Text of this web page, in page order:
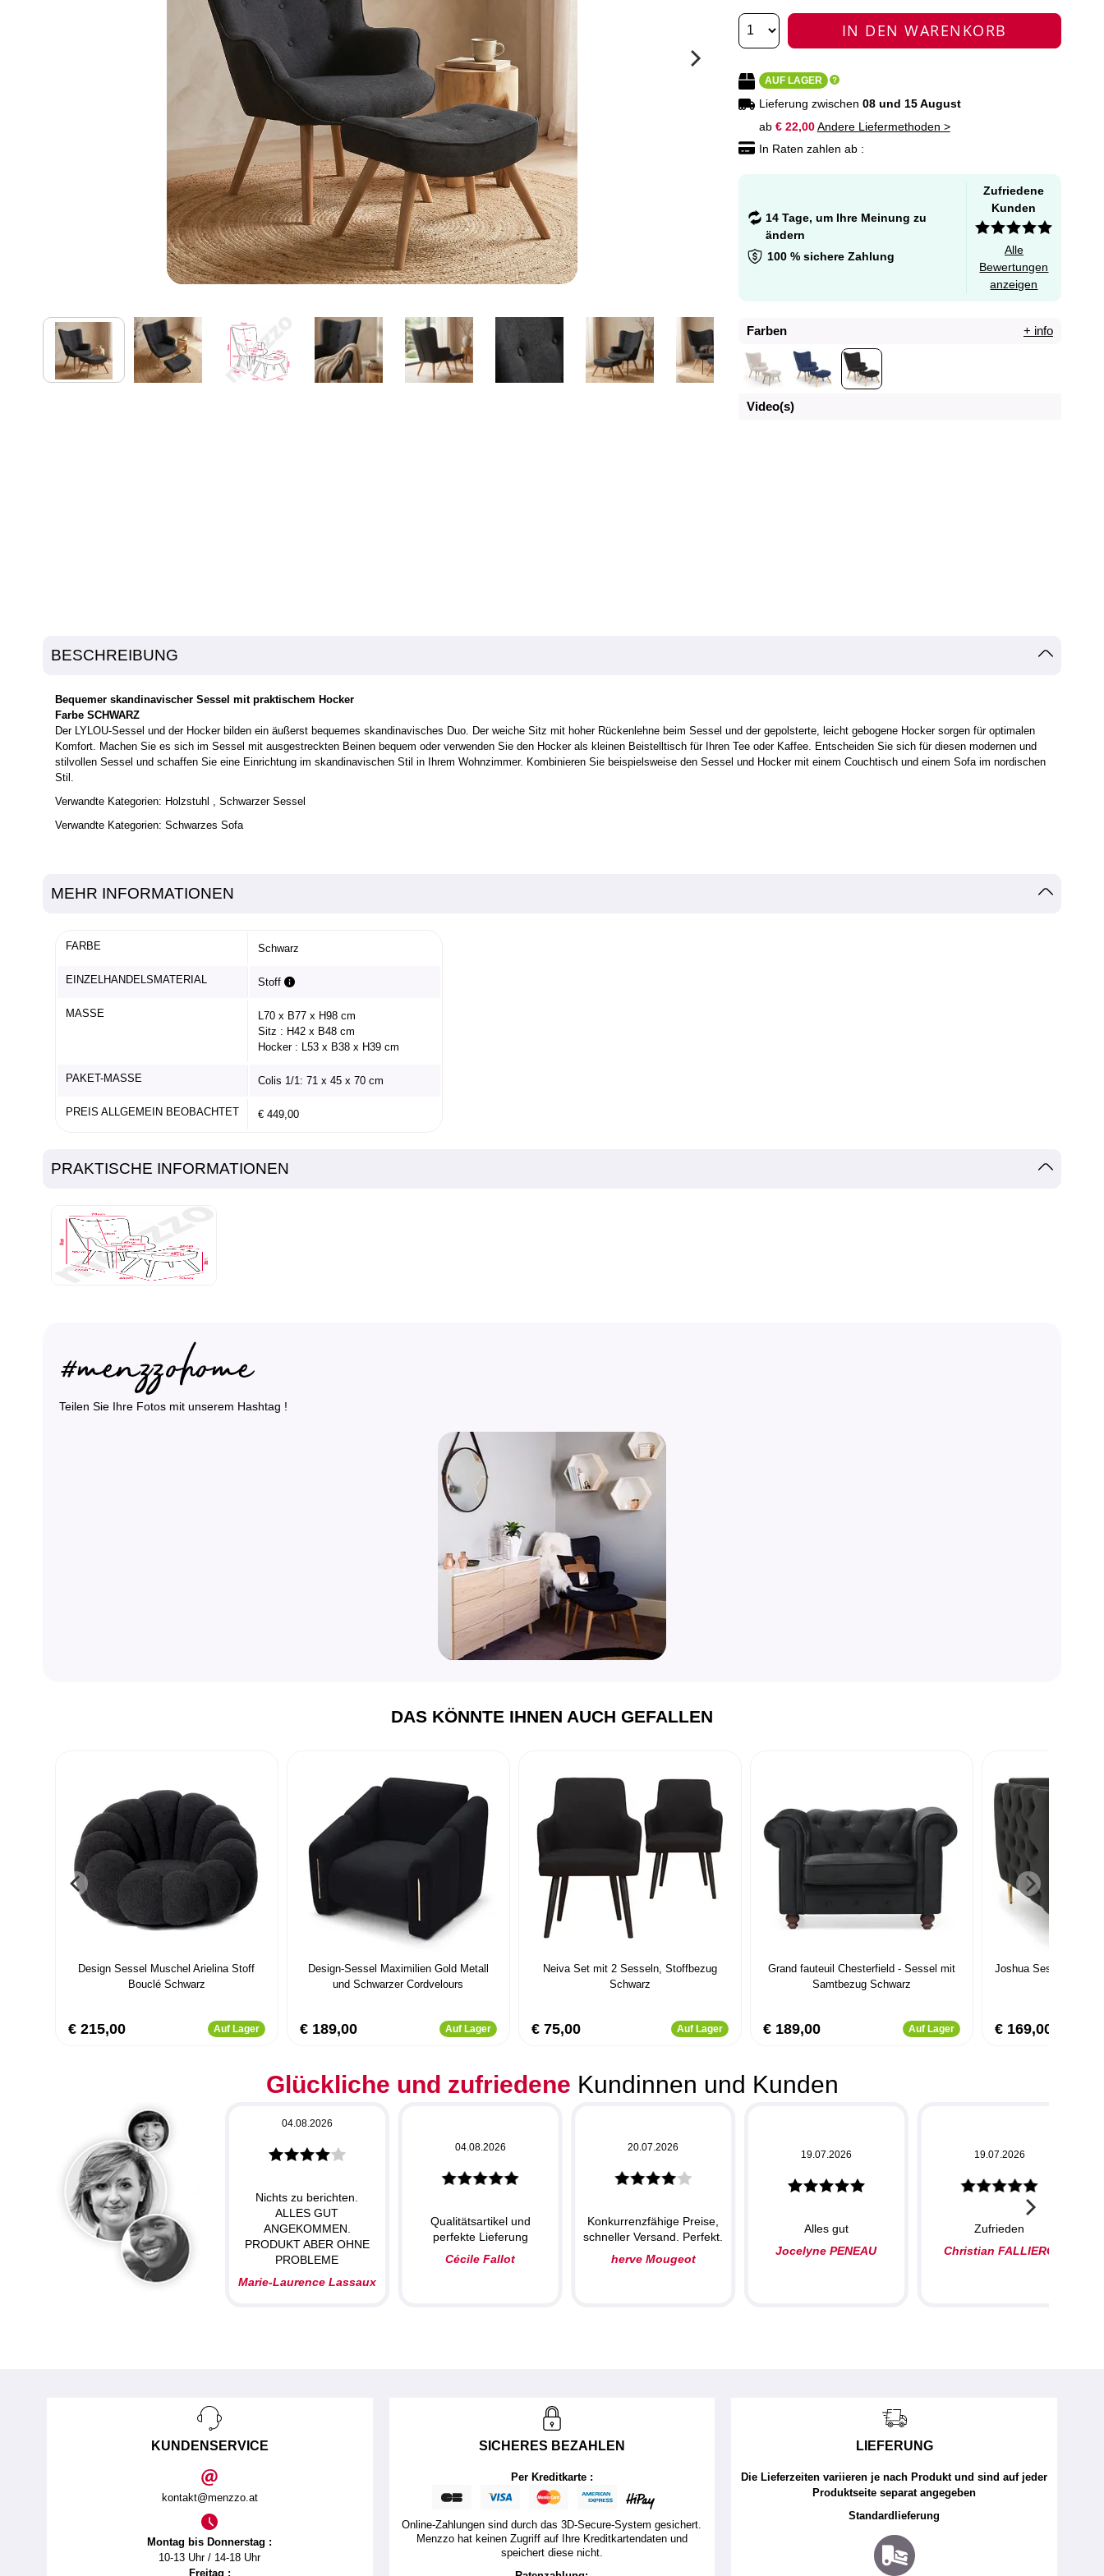
IN DEN WARENKORB
AUF LAGER
Lieferung zwischen 08 und 15 August
ab € 22,00 Andere Liefermethoden >
In Raten zahlen ab :
14 Tage, um Ihre Meinung zu
ändern
100 % sichere Zahlung
Zufriedene
Kunden
Alle
Bewertungen
anzeigen
Farben + info
Video(s)
BESCHREIBUNG
Bequemer skandinavischer Sessel mit praktischem Hocker
Farbe SCHWARZ
Der LYLOU-Sessel und der Hocker bilden ein äußerst bequemes skandinavisches Duo. Der weiche Sitz mit hoher Rückenlehne beim Sessel und der gepolsterte, leicht gebogene Hocker sorgen für optimalen
Komfort. Machen Sie es sich im Sessel mit ausgestreckten Beinen bequem oder verwenden Sie den Hocker als kleinen Beistelltisch für Ihren Tee oder Kaffee. Entscheiden Sie sich für diesen modernen und
stilvollen Sessel und schaffen Sie eine Einrichtung im skandinavischen Stil in Ihrem Wohnzimmer. Kombinieren Sie beispielsweise den Sessel und Hocker mit einem Couchtisch und einem Sofa im nordischen
Stil.
Verwandte Kategorien: Holzstuhl
, Schwarzer Sessel
Verwandte Kategorien: Schwarzes Sofa
MEHR INFORMATIONEN
FARBE Schwarz
EINZELHANDELSMATERIAL Stoff
MASSE
L70 x B77 x H98 cm
Sitz : H42 x B48 cm
Hocker : L53 x B38 x H39 cm
PAKET-MASSE Colis 1/1: 71 x 45 x 70 cm
PREIS ALLGEMEIN BEOBACHTET € 449,00
PRAKTISCHE INFORMATIONEN
Teilen Sie Ihre Fotos mit unserem Hashtag !
DAS KÖNNTE IHNEN AUCH GEFALLEN
Design Sessel Muschel Arielina Stoff
Bouclé Schwarz
€ 215,00 Auf Lager
Design-Sessel Maximilien Gold Metall
und Schwarzer Cordvelours
€ 189,00 Auf Lager
Neiva Set mit 2 Sesseln, Stoffbezug
Schwarz
€ 75,00 Auf Lager
Grand fauteuil Chesterfield - Sessel mit
Samtbezug Schwarz
€ 189,00 Auf Lager
Joshua Sessel mit
€ 169,00
Glückliche und zufriedene Kundinnen und Kunden
04.08.2026
Nichts zu berichten.
ALLES GUT
ANGEKOMMEN.
PRODUKT ABER OHNE
PROBLEME
Marie-Laurence Lassaux
04.08.2026
Qualitätsartikel und
perfekte Lieferung
Cécile Fallot
20.07.2026
Konkurrenzfähige Preise,
schneller Versand. Perfekt.
herve Mougeot
19.07.2026
Alles gut
Jocelyne PENEAU
19.07.2026
Zufrieden
Christian FALLIERO
KUNDENSERVICE
kontakt@menzzo.at
Montag bis Donnerstag :
10-13 Uhr / 14-18 Uhr
Freitag :
SICHERES BEZAHLEN
Per Kreditkarte :
Online-Zahlungen sind durch das 3D-Secure-System gesichert.
Menzzo hat keinen Zugriff auf Ihre Kreditkartendaten und
speichert diese nicht.
LIEFERUNG
Die Lieferzeiten variieren je nach Produkt und sind auf jeder
Produktseite separat angegeben
Standardlieferung